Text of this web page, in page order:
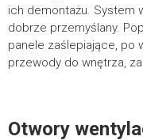
ich demontażu. System
dobrze przemyślany.
panele zaślepiające, po
przewody do wnętrza,
Otwory
PIX-R19W-6U-450-B –